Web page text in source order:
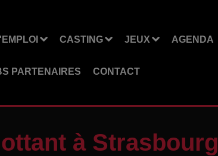
CASTING JEUX AGENDA
PARTENAIRES CONTACT
à Strasbourg